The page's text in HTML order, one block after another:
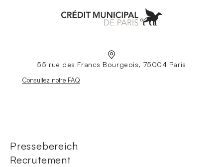
55 rue des Francs Bourgeois, 75004 Paris
Nouvelle fenêtre
Consultez notre FAQ
Pressebereich
Recrutement